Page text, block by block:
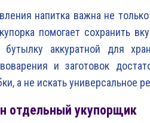
напитка важна не
помогает сохранить
бутылку аккуратной для
и заготовок
а не искать универсальное
отдельный укупорщик